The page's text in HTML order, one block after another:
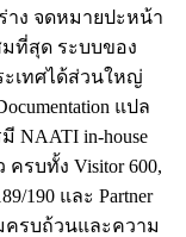
าง จดหมายปะหน้า
มที่สุด ระบบของ
ะเทศได้ส่วนใหญ่
แปล
NAATI in-house
รบทั้ง Visitor 600,
190 และ Partner
ครบถ้วนและความ